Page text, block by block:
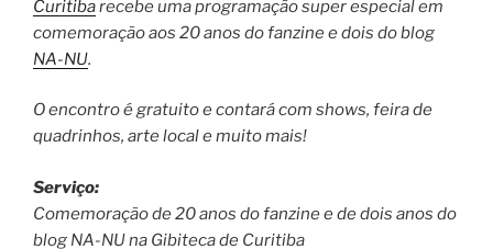
Curitibarecebe uma programação super especial em
comemoração aos 20 anos do fanzine e dois do blog
NA-NU.
O encontro é gratuito e contará com shows, feira de
quadrinhos, arte local e muito mais!
Serviço:
Comemoração de 20 anos do fanzine e de dois anos do
blog NA-NU na Gibiteca de Curitiba